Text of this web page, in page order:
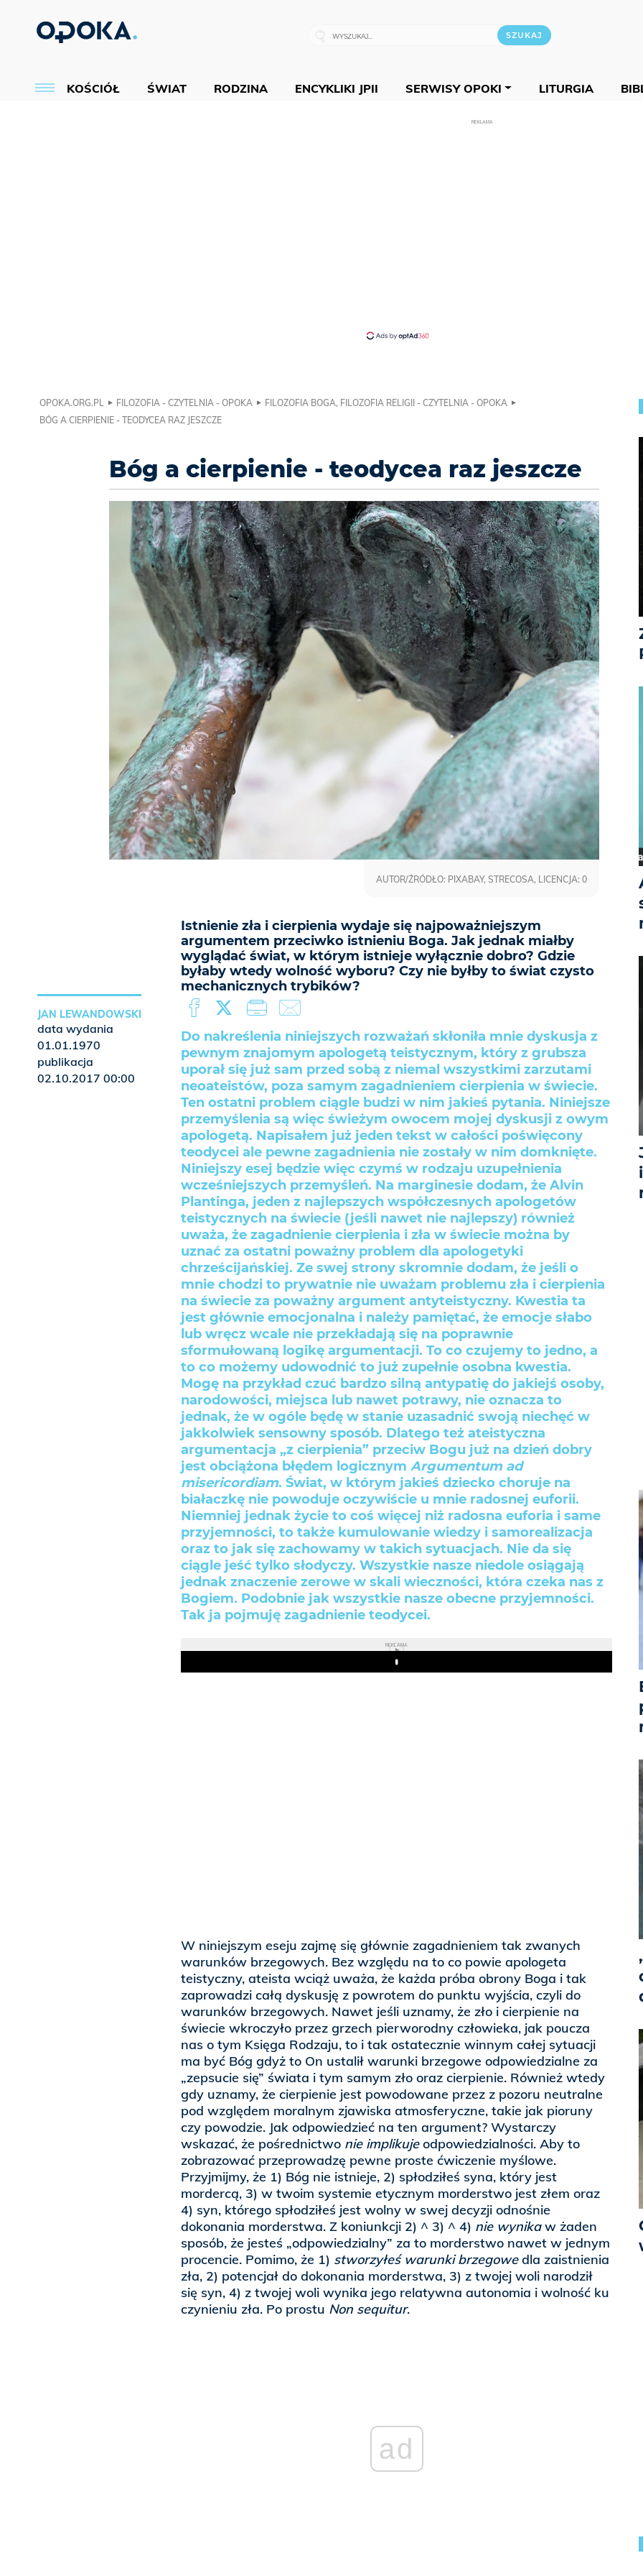
KOŚCIÓŁ ŚWIAT RODZINA ENCYKLIKI JPII SERWISY OPOKI LITURGIA
REKLAMA
OPOKA.ORG.PL FILOZOFIA - CZYTELNIA - OPOKA
FILOZOFIA BOGA, FILOZOFIA RELIGII - CZYTELNIA - OPOKA
BÓG A CIERPIENIE - TEODYCEA RAZ JESZCZE
Bóg a cierpienie - teodycea raz jeszcze
Istnienie zła i cierpienia wydaje się najpoważniejszym
argumentem przeciwko istnieniu Boga. Jak jednak miałby
wyglądać świat, w którym istnieje wyłącznie dobro? Gdzie
byłaby wtedy wolność wyboru? Czy nie byłby to świat czysto
mechanicznych trybików?
AUTOR/ŹRÓDŁO: PIXABAY, STRECOSA, LICENCJA: 0
Do nakreślenia niniejszych rozważań skłoniła mnie dyskusja z
pewnym znajomym apologetą teistycznym, który z grubsza
uporał się już sam przed sobą z niemal wszystkimi zarzutami
neoateistów, poza samym zagadnieniem cierpienia w świecie.
Ten ostatni problem ciągle budzi w nim jakieś pytania. Niniejsze
przemyślenia są więc świeżym owocem mojej dyskusji z owym
apologetą. Napisałem już jeden tekst w całości poświęcony
teodycei ale pewne zagadnienia nie zostały w nim domknięte.
Niniejszy esej będzie więc czymś w rodzaju uzupełnienia
wcześniejszych przemyśleń. Na marginesie dodam, że Alvin
Plantinga, jeden z najlepszych współczesnych apologetów
teistycznych na świecie (jeśli nawet nie najlepszy) również
uważa, że zagadnienie cierpienia i zła w świecie można by
uznać za ostatni poważny problem dla apologetyki
chrześcijańskiej. Ze swej strony skromnie dodam, że jeśli o
mnie chodzi to prywatnie nie uważam problemu zła i cierpienia
na świecie za poważny argument antyteistyczny. Kwestia ta
jest głównie emocjonalna i należy pamiętać, że emocje słabo
lub wręcz wcale nie przekładają się na poprawnie
sformułowaną logikę argumentacji. To co czujemy to jedno, a
to co możemy udowodnić to już zupełnie osobna kwestia.
Mogę na przykład czuć bardzo silną antypatię do jakiejś osoby,
narodowości, miejsca lub nawet potrawy, nie oznacza to
jednak, że w ogóle będę w stanie uzasadnić swoją niechęć w
jakkolwiek sensowny sposób. Dlatego też ateistyczna
argumentacja „z cierpienia” przeciw Bogu już na dzień dobry
jest obciążona błędem logicznym Argumentum ad
misericordiam. Świat, w którym jakieś dziecko choruje na
białaczkę nie powoduje oczywiście u mnie radosnej euforii.
Niemniej jednak życie to coś więcej niż radosna euforia i same
przyjemności, to także kumulowanie wiedzy i samorealizacja
oraz to jak się zachowamy w takich sytuacjach. Nie da się
ciągle jeść tylko słodyczy. Wszystkie nasze niedole osiągają
jednak znaczenie zerowe w skali wieczności, która czeka nas z
Bogiem. Podobnie jak wszystkie nasze obecne przyjemności.
Tak ja pojmuję zagadnienie teodycei.
REKLAMA
Play
W niniejszym eseju zajmę się głównie zagadnieniem tak zwanych
warunków brzegowych. Bez względu na to co powie apologeta
teistyczny, ateista wciąż uważa, że każda próba obrony Boga i tak
zaprowadzi całą dyskusję z powrotem do punktu wyjścia, czyli do
warunków brzegowych. Nawet jeśli uznamy, że zło i cierpienie na
świecie wkroczyło przez grzech pierworodny człowieka, jak poucza
nas o tym Księga Rodzaju, to i tak ostatecznie winnym całej sytuacji
ma być Bóg gdyż to On ustalił warunki brzegowe odpowiedzialne za
„zepsucie się” świata i tym samym zło oraz cierpienie. Również wtedy
gdy uznamy, że cierpienie jest powodowane przez z pozoru neutralne
pod względem moralnym zjawiska atmosferyczne, takie jak pioruny
czy powodzie. Jak odpowiedzieć na ten argument? Wystarczy
wskazać, że pośrednictwo nie implikujeodpowiedzialności. Aby to
zobrazować przeprowadzę pewne proste ćwiczenie myślowe.
Przyjmijmy, że 1) Bóg nie istnieje, 2) spłodziłeś syna, który jest
mordercą, 3) w twoim systemie etycznym morderstwo jest złem oraz
4) syn, którego spłodziłeś jest wolny w swej decyzji odnośnie
dokonania morderstwa. Z koniunkcji 2) ^ 3) ^ 4) nie wynikaw żaden
sposób, że jesteś „odpowiedzialny” za to morderstwo nawet w jednym
procencie. Pomimo, że 1) stworzyłeś warunki brzegowedla zaistnienia
zła, 2) potencjał do dokonania morderstwa, 3) z twojej woli narodził
się syn, 4) z twojej woli wynika jego relatywna autonomia i wolność ku
czynieniu zła. Po prostu Non sequitur.
ad
JAN LEWANDOWSKI
data wydania
01.01.1970
publikacja
02.10.2017 00:00